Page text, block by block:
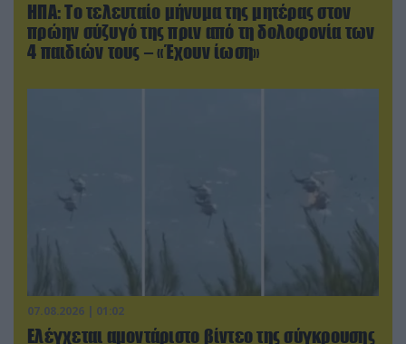
ΗΠΑ: Το τελευταίο μήνυμα της μητέρας στον
πρώην σύζυγό της πριν από τη δολοφονία των
4 παιδιών τους – «Έχουν ίωση»
07.08.2026 | 01:02
Ελέγχεται αμοντάριστο βίντεο της σύγκρουσης